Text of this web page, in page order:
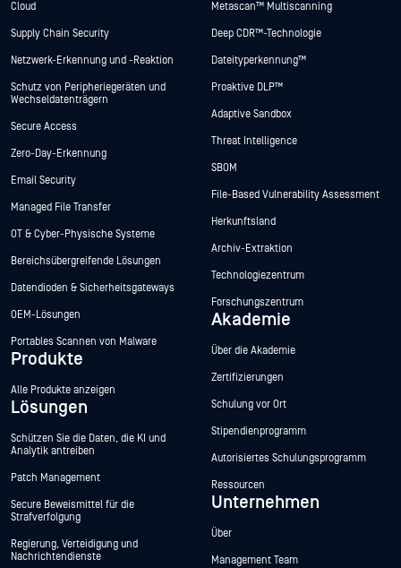
Cloud
Supply Chain Security
Netzwerk-Erkennung und -Reaktion
Schutz von Peripheriegeräten und
Wechseldatenträgern
Secure Access
Zero-Day-Erkennung
Email Security
Managed File Transfer
OT & Cyber-Physische Systeme
Bereichsübergreifende Lösungen
Datendioden & Sicherheitsgateways
OEM-Lösungen
Portables Scannen von Malware
Produkte
Alle Produkte anzeigen
Lösungen
Schützen Sie die Daten, die KI und
Analytik antreiben
Patch Management
Secure Beweismittel für die
Strafverfolgung
Regierung, Verteidigung und
Nachrichtendienste
Metascan™ Multiscanning
Deep CDR™-Technologie
Dateityperkennung™
Proaktive DLP™
Adaptive Sandbox
Threat Intelligence
SBOM
File-Based Vulnerability Assessment
Herkunftsland
Archiv-Extraktion
Technologiezentrum
Forschungszentrum
Akademie
Über die Akademie
Zertifizierungen
Schulung vor Ort
Stipendienprogramm
Autorisiertes Schulungsprogramm
Ressourcen
Unternehmen
Über
Management Team